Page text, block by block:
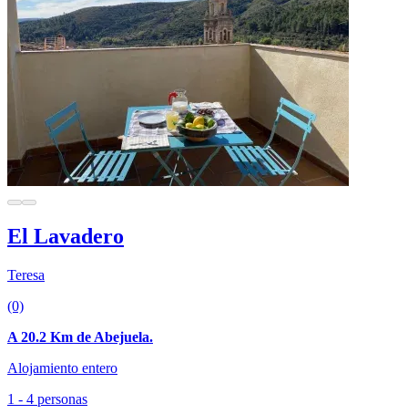
El Lavadero
Teresa
(0)
A 20.2 Km de Abejuela.
Alojamiento entero
1 - 4 personas